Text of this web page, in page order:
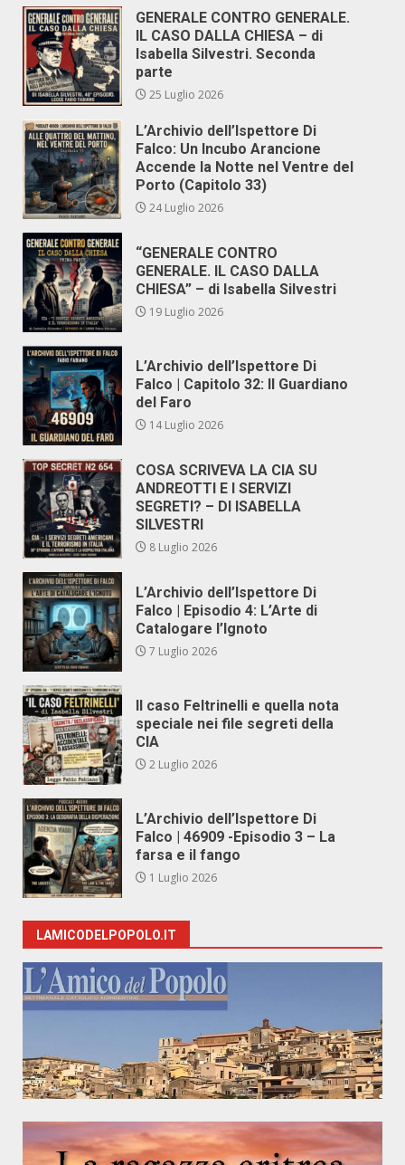
GENERALE CONTRO GENERALE.
IL CASO DALLA CHIESA – di
Isabella Silvestri. Seconda
parte
25 Luglio 2026
L’Archivio dell’Ispettore Di
Falco: Un Incubo Arancione
Accende la Notte nel Ventre del
Porto (Capitolo 33)
24 Luglio 2026
“GENERALE CONTRO
GENERALE. IL CASO DALLA
CHIESA” – di Isabella Silvestri
19 Luglio 2026
L’Archivio dell’Ispettore Di
Falco | Capitolo 32: Il Guardiano
del Faro
14 Luglio 2026
COSA SCRIVEVA LA CIA SU
ANDREOTTI E I SERVIZI
SEGRETI? – DI ISABELLA
SILVESTRI
8 Luglio 2026
L’Archivio dell’Ispettore Di
Falco | Episodio 4: L’Arte di
Catalogare l’Ignoto
7 Luglio 2026
Il caso Feltrinelli e quella nota
speciale nei file segreti della
CIA
2 Luglio 2026
L’Archivio dell’Ispettore Di
Falco | 46909 -Episodio 3 – La
farsa e il fango
1 Luglio 2026
LAMICODELPOPOLO.IT